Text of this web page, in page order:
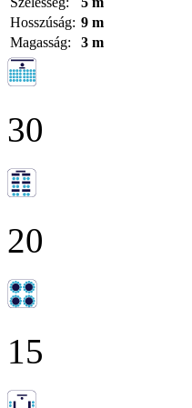
Hosszúság: 9 m
Magasság:
3 m
30
20
15